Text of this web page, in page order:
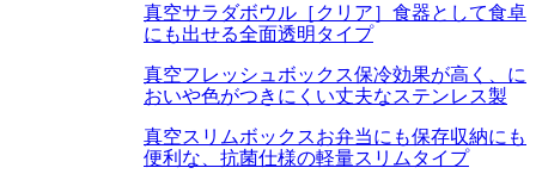
真空サラダボウル［クリア］ 食器として食卓
にも出せる全面透明タイプ
真空フレッシュボックス保冷効果が高く、に
おいや色がつきにくい丈夫なステンレス製
真空スリムボックスお弁当にも保存収納にも
便利な、抗菌仕様の軽量スリムタイプ